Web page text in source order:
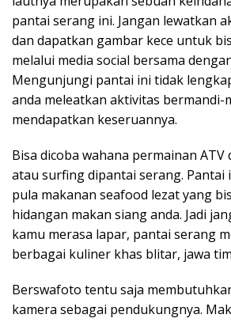
pantai serang ini. Jangan lewatkan
dan dapatkan gambar kece untuk
melalui media social bersama
Mengunjungi pantai ini tidak
anda meleatkan aktivitas bermandi-
mendapatkan keseruannya.
Bisa dicoba wahana permainan ATV
atau surfing dipantai serang. Pantai
pula makanan seafood lezat yang
hidangan makan siang anda. Jadi
kamu merasa lapar, pantai serang
berbagai kuliner khas blitar, jawa
Berswafoto tentu saja
kamera sebagai pendukungnya.